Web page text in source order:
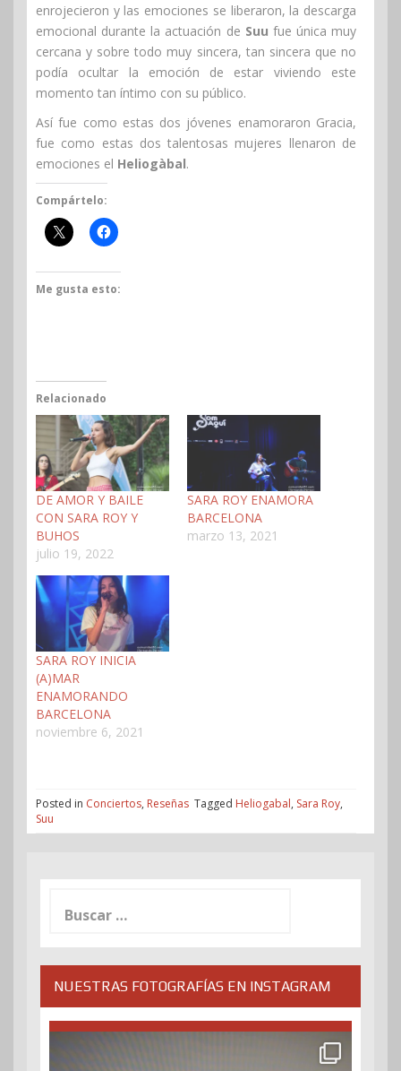
enrojecieron y las emociones se liberaron, la descarga
emocional durante la actuación de Suu fue única muy
cercana y sobre todo muy sincera, tan sincera que no
podía ocultar la emoción de estar viviendo este
momento tan íntimo con su público.
Así fue como estas dos jóvenes enamoraron Gracia,
fue como estas dos talentosas mujeres llenaron de
emociones el Heliogàbal.
Compártelo:
Me gusta esto:
Relacionado
DE AMOR Y BAILE
CON SARA ROY Y
BUHOS
julio 19, 2022
SARA ROY ENAMORA
BARCELONA
marzo 13, 2021
SARA ROY INICIA
(A)MAR
ENAMORANDO
BARCELONA
noviembre 6, 2021
Posted in Conciertos, Reseñas Tagged Heliogabal, Sara Roy,
Suu
NUESTRAS FOTOGRAFÍAS EN INSTAGRAM